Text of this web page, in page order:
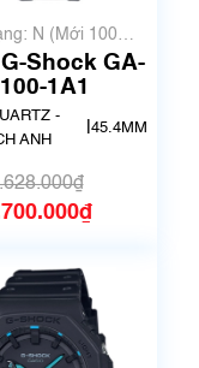
N (Mới 100%
qua sử dụng)
Shock GA-
1A1
-
ANH
45.4MM